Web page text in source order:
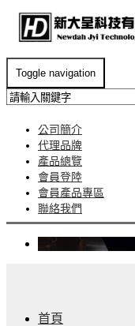
Toggle navigation
公司簡介
代理品牌
產品總覽
會員登陸
會員產品專區
聯絡我們
首頁